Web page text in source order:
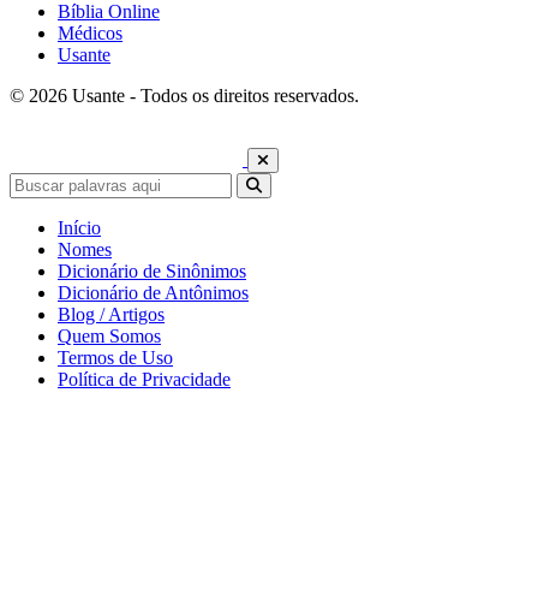
Bíblia Online
Médicos
Usante
© 2026 Usante - Todos os direitos reservados.
Início
Nomes
Dicionário de Sinônimos
Dicionário de Antônimos
Blog / Artigos
Quem Somos
Termos de Uso
Política de Privacidade